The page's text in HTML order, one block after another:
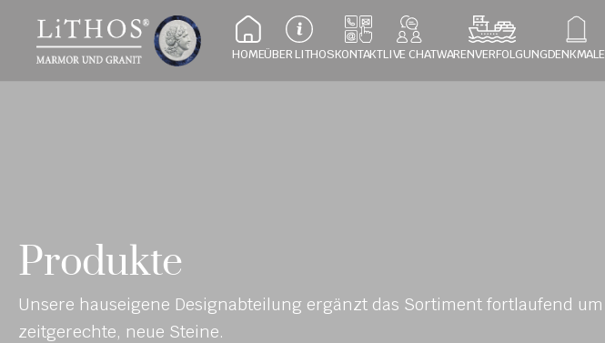
HOMEÜBER LITHOSKONTAKTLIVE CHATWARENVERFOLGUNGDENKMALE
Produkte
Unsere hauseigene Designabteilung ergänzt das Sortiment fortlaufend um
zeitgerechte, neue Steine.